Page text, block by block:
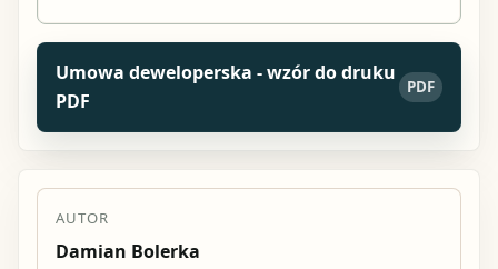
Umowa deweloperska - wzór do druku
PDF
PDF
AUTOR
Damian Bolerka